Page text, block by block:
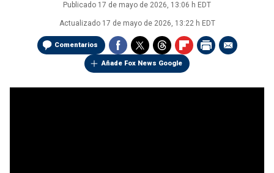
Publicado 17 de mayo de 2026, 13:06 h EDT
Actualizado 17 de mayo de 2026, 13:22 h EDT
Comentarios
Añade Fox News Google